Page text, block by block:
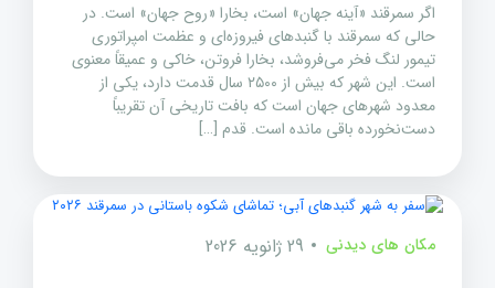
اگر سمرقند «آینه جهان» است، بخارا «روح جهان» است. در
حالی که سمرقند با گنبدهای فیروزه‌ای و عظمت امپراتوری
تیمور لنگ فخر می‌فروشد، بخارا فروتن، خاکی و عمیقاً معنوی
است. این شهر که بیش از ۲۵۰۰ سال قدمت دارد، یکی از
معدود شهرهای جهان است که بافت تاریخی آن تقریباً
دست‌نخورده باقی مانده است. قدم […]
مکان های دیدنی 29 ژانویه 2026